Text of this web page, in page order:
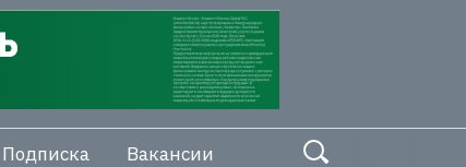
Подписка Вакансии